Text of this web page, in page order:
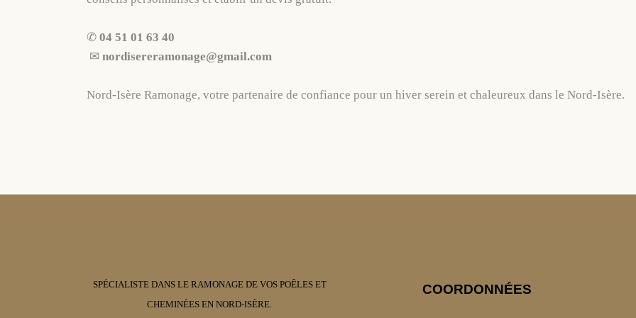
✆ 04 51 01 63 40
✉︎ nordisereramonage@gmail.com
Nord-Isère Ramonage, votre partenaire de confiance pour un hiver serein et chaleureux dans le Nord-Isère.
SPÉCIALISTE DANS LE RAMONAGE DE VOS POÊLES ET
CHEMINÉES EN NORD-ISÈRE.
COORDONNÉES